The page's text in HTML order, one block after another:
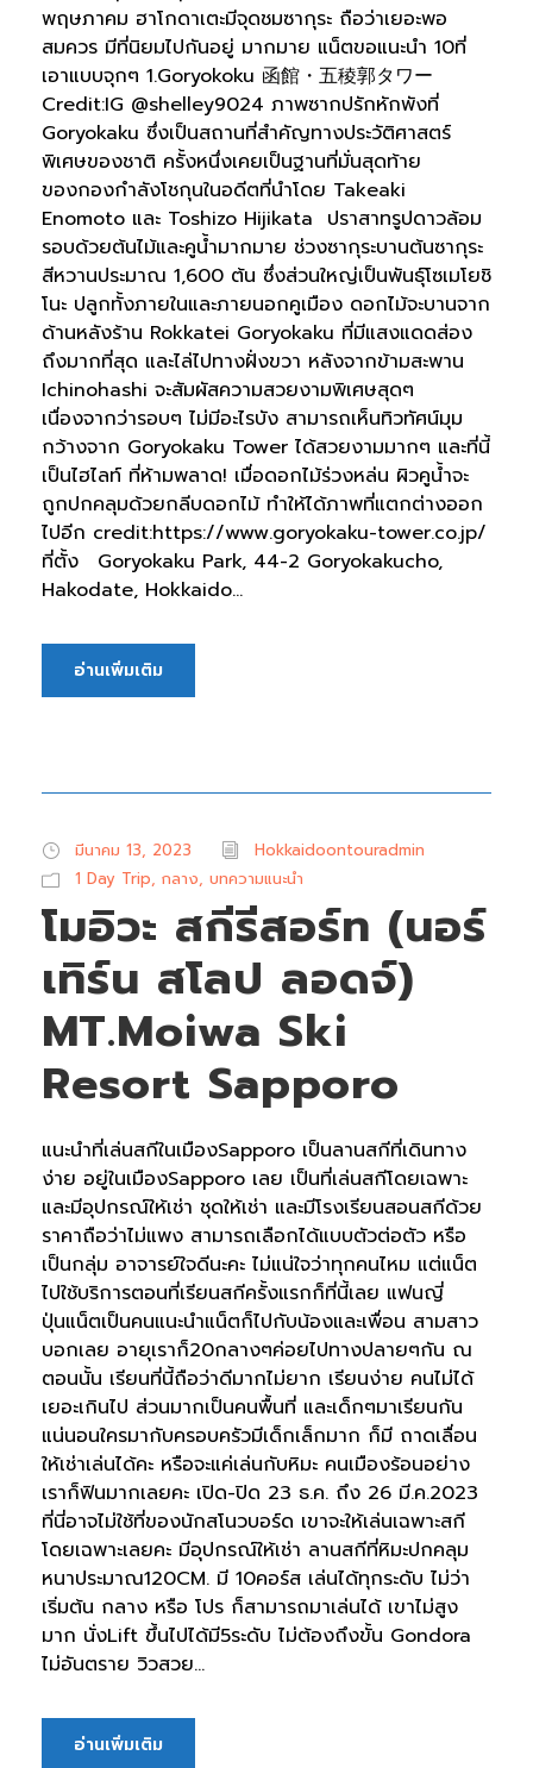
พฤษภาคม ฮาโกดาเตะมีจุดชมซากุระ ถือว่าเยอะพอ
สมควร มีที่นิยมไปกันอยู่ มากมาย แน็ตขอแนะนำ 10ที่
เอาแบบจุกๆ 1.Goryokoku 函館・五稜郭タワー
Credit:IG @shelley9024 ภาพซากปรักหักพังที่
Goryokaku ซึ่งเป็นสถานที่สำคัญทางประวัติศาสตร์
พิเศษของชาติ ครั้งหนึ่งเคยเป็นฐานที่มั่นสุดท้าย
ของกองกำลังโชกุนในอดีตที่นำโดย Takeaki
Enomoto และ Toshizo Hijikata ปราสาทรูปดาวล้อม
รอบด้วยต้นไม้และคูน้ำมากมาย ช่วงซากุระบานต้นซากุระ
สีหวานประมาณ 1,600 ต้น ซึ่งส่วนใหญ่เป็นพันธุ์โซเมโยชิ
โนะ ปลูกทั้งภายในและภายนอกคูเมือง ดอกไม้จะบานจาก
ด้านหลังร้าน Rokkatei Goryokaku ที่มีแสงแดดส่อง
ถึงมากที่สุด และไล่ไปทางฝั่งขวา หลังจากข้ามสะพาน
Ichinohashi จะสัมผัสความสวยงามพิเศษสุดๆ
เนื่องจากว่ารอบๆ ไม่มีอะไรบัง สามารถเห็นทิวทัศน์มุม
กว้างจาก Goryokaku Tower ได้สวยงามมากๆ และที่นี้
เป็นไฮไลท์ ที่ห้ามพลาด! เมื่อดอกไม้ร่วงหล่น ผิวคูน้ำจะ
ถูกปกคลุมด้วยกลีบดอกไม้ ทำให้ได้ภาพที่แตกต่างออก
ไปอีก credit:https://www.goryokaku-tower.co.jp/
ที่ตั้ง Goryokaku Park, 44-2 Goryokakucho,
Hakodate, Hokkaido...
อ่านเพิ่มเติม
มีนาคม 13, 2023
Hokkaidoontouradmin
1 Day Trip, กลาง, บทความแนะนำ
โมอิวะ สกีรีสอร์ท (นอร์
เทิร์น สโลป ลอดจ์)
MT.Moiwa Ski
Resort Sapporo
แนะนำที่เล่นสกีในเมืองSapporo เป็นลานสกีที่เดินทาง
ง่าย อยู่ในเมืองSapporo เลย เป็นที่เล่นสกีโดยเฉพาะ
และมีอุปกรณ์ให้เช่า ชุดให้เช่า และมีโรงเรียนสอนสกีด้วย
ราคาถือว่าไม่แพง สามารถเลือกได้แบบตัวต่อตัว หรือ
เป็นกลุ่ม อาจารย์ใจดีนะคะ ไม่แน่ใจว่าทุกคนไหม แต่แน็ต
ไปใช้บริการตอนที่เรียนสกีครั้งแรกก็ที่นี้เลย แฟนญี่
ปุ่นแน็ตเป็นคนแนะนำแน็ตก็ไปกับน้องและเพื่อน สามสาว
บอกเลย อายุเราก็20กลางๆค่อยไปทางปลายๆกัน ณ
ตอนนั้น เรียนที่นี้ถือว่าดีมากไม่ยาก เรียนง่าย คนไม่ได้
เยอะเกินไป ส่วนมากเป็นคนพื้นที่ และเด็กๆมาเรียนกัน
แน่นอนใครมากับครอบครัวมีเด็กเล็กมาก ก็มี ถาดเลื่อน
ให้เช่าเล่นได้คะ หรือจะแค่เล่นกับหิมะ คนเมืองร้อนอย่าง
เราก็ฟินมากเลยคะ เปิด-ปิด 23 ธ.ค. ถึง 26 มี.ค.2023
ที่นี่อาจไม่ใช้ที่ของนักสโนวบอร์ด เขาจะให้เล่นเฉพาะสกี
โดยเฉพาะเลยคะ มีอุปกรณ์ให้เช่า ลานสกีที่หิมะปกคลุม
หนาประมาณ120CM. มี 10คอร์ส เล่นได้ทุกระดับ ไม่ว่า
เริ่มต้น กลาง หรือ โปร ก็สามารถมาเล่นได้ เขาไม่สูง
มาก นั่งLift ขึ้นไปได้มี5ระดับ ไม่ต้องถึงขั้น Gondora
ไม่อันตราย วิวสวย...
อ่านเพิ่มเติม